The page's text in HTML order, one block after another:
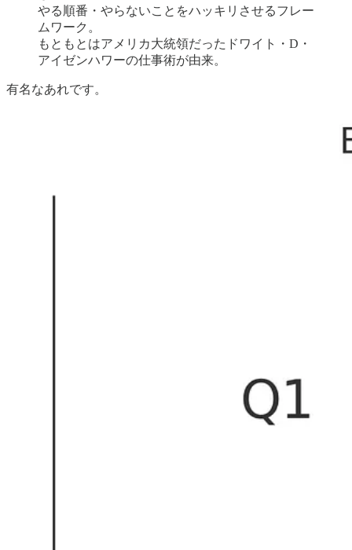
やる順番・やらないことをハッキリさせるフレー
ムワーク。
もともとはアメリカ大統領だったドワイト・D・
アイゼンハワーの仕事術が由来。
有名なあれです。